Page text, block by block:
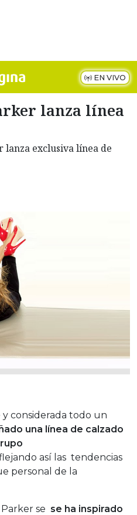
EN VIVO
lanza línea
lanza exclusiva línea de
considerada todo un
una línea de calzado
así las tendencias
personal de la
se se ha inspirado